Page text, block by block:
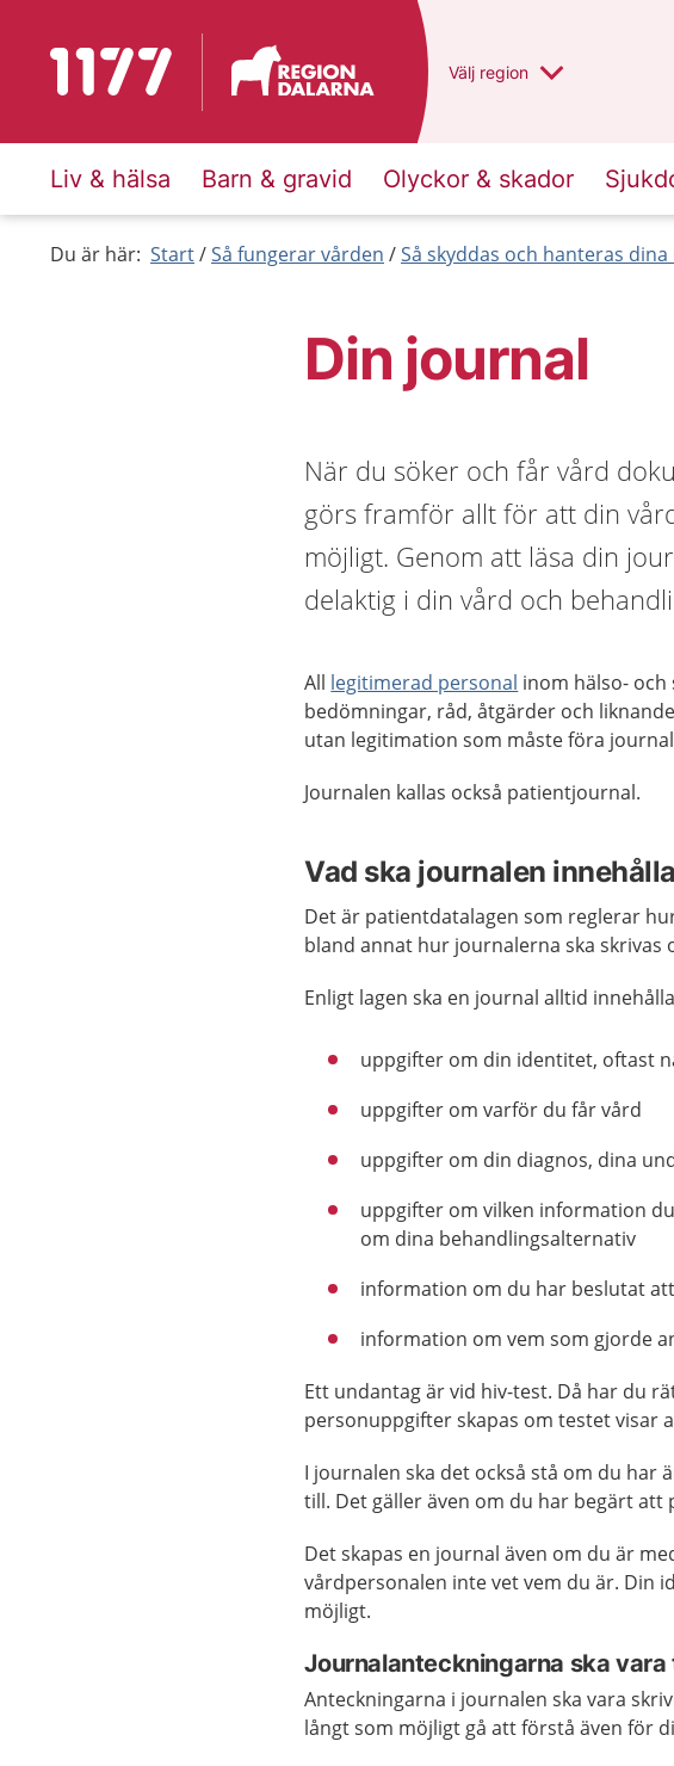
Till startsidan för 1177 Du har valt region
Välj en annan
region
Liv & hälsa Barn & gravid Olyckor & skador
Du är här: Start Så fungerar vården Så skyddas och hanteras
Din journal
När du söker och får vård
görs framför allt för att din
möjligt. Genom att läsa din
delaktig i din vård och
All legitimerad personal inom hälso- och
bedömningar, råd, åtgärder och
utan legitimation som måste föra
Journalen kallas också patientjournal.
Vad ska journalen
Det är patientdatalagen som reglerar
bland annat hur journalerna ska skrivas
Enligt lagen ska en journal alltid
uppgifter om din identitet, oftast
uppgifter om varför du får vård
uppgifter om din diagnos, dina
uppgifter om vilken information
om dina behandlingsalternativ
information om du har beslutat
information om vem som gjorde
Ett undantag är vid hiv-test. Då har du
personuppgifter skapas om testet visar
I journalen ska det också stå om du har
till. Det gäller även om du har begärt att
Det skapas en journal även om du är
vårdpersonalen inte vet vem du är. Din
möjligt.
Journalanteckningarna ska
Anteckningarna i journalen ska vara
långt som möjligt gå att förstå även för